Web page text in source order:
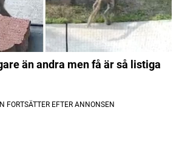
än andra men få är så listiga